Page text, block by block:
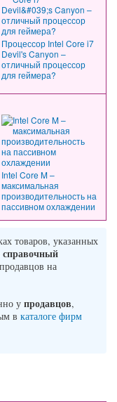
Процессор Intel Core i7
Devil's Canyon –
отличный процессор
для геймера?
Intel Core M –
максимальная
производительность на
пассивном охлаждении
товаров, указанных
справочный
на
у продавцов,
в каталоге фирм